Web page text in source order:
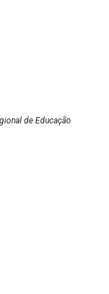
de Educação